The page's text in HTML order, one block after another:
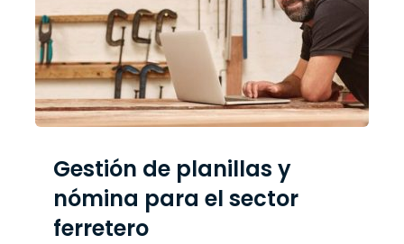
Gestión de planillas y
nómina para el sector
ferretero